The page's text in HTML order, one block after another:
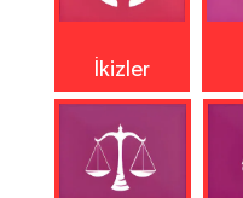
İkizler